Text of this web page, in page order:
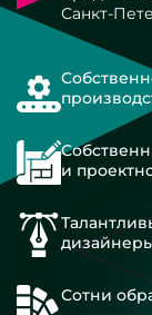
Санкт-
и
Сотни